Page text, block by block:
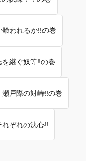
われるか!!の巻
継ぐ奴等‼︎の巻
戸際の対峙‼︎の巻
ぞれの決心‼︎